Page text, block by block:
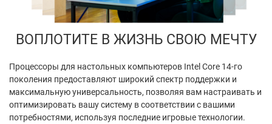
ВОПЛОТИТЕ В ЖИЗНЬ СВОЮ МЕЧТУ
Процессоры для настольных компьютеров Intel Core 14-го
поколения предоставляют широкий спектр поддержки и
максимальную универсальность, позволяя вам настраивать и
оптимизировать вашу систему в соответствии с вашими
потребностями, используя последние игровые технологии.